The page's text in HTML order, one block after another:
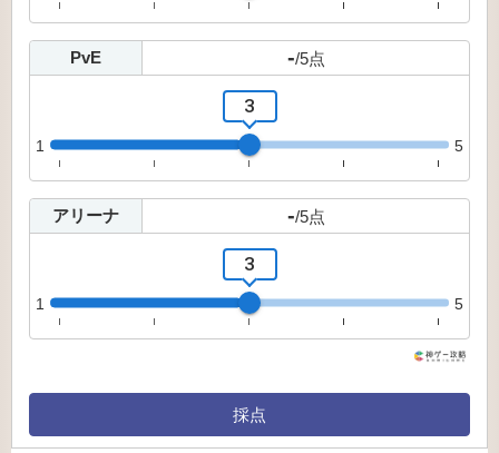
PvE -/5点
1
3
5
アリーナ -/5点
1
3
5
採点